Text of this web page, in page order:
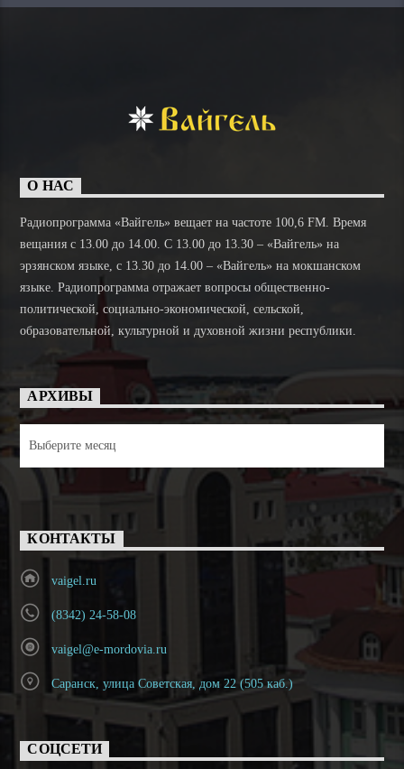
О НАС
Радиопрограмма «Вайгель» вещает на частоте 100,6 FM. Время
вещания с 13.00 до 14.00. C 13.00 до 13.30 – «Вайгель» на
эрзянском языке, с 13.30 до 14.00 – «Вайгель» на мокшанском
языке. Радиопрограмма отражает вопросы общественно-
политической, социально-экономической, сельской,
образовательной, культурной и духовной жизни республики.
АРХИВЫ
КОНТАКТЫ
vaigel.ru
(8342) 24-58-08
vaigel@e-mordovia.ru
Саранск, улица Советская, дом 22 (505 каб.)
СОЦСЕТИ